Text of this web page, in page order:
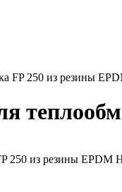
FP 250 из резины